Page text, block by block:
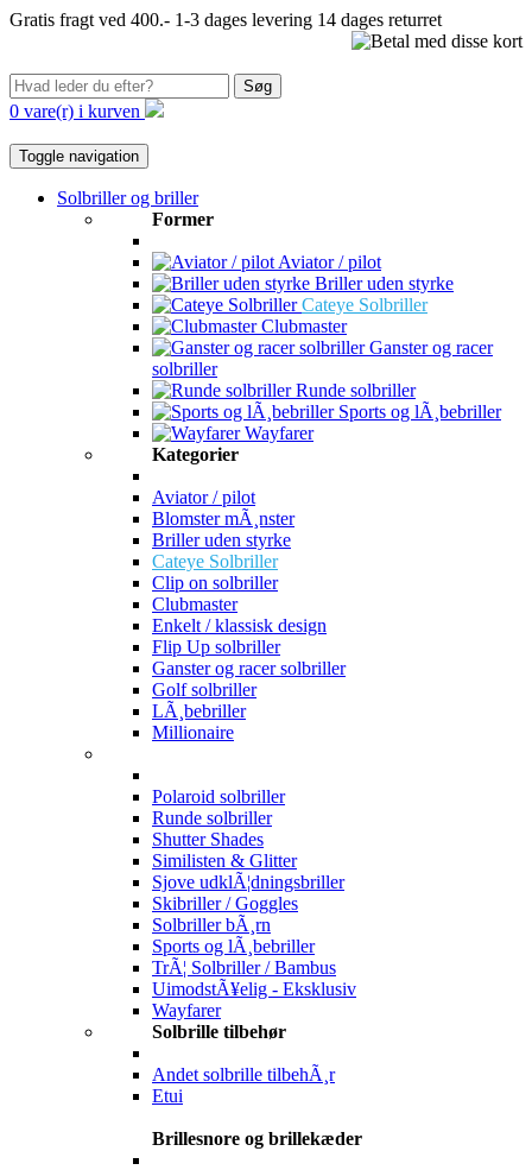
Gratis fragt ved 400.- 1-3 dages levering 14 dages returret
Søg
0 vare(r) i kurven
Toggle navigation
Solbriller og briller
Former
Aviator / pilot
Briller uden styrke
Cateye Solbriller
Clubmaster
Ganster og racer
solbriller
Runde solbriller
Sports og lÃ¸bebriller
Wayfarer
Kategorier
Aviator / pilot
Blomster mÃ¸nster
Briller uden styrke
Cateye Solbriller
Clip on solbriller
Clubmaster
Enkelt / klassisk design
Flip Up solbriller
Ganster og racer solbriller
Golf solbriller
LÃ¸bebriller
Millionaire
Polaroid solbriller
Runde solbriller
Shutter Shades
Similisten & Glitter
Sjove udklÃ¦dningsbriller
Skibriller / Goggles
Solbriller bÃ¸rn
Sports og lÃ¸bebriller
TrÃ¦ Solbriller / Bambus
UimodstÃ¥elig - Eksklusiv
Wayfarer
Solbrille tilbehør
Andet solbrille tilbehÃ¸r
Etui
Brillesnore og brillekæder